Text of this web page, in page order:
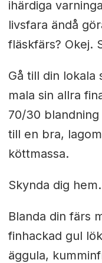
ihärdiga
livsfara ändå
fläskfärs? Okej.
Gå till din
mala sin allra
70/30
till en bra,
köttmassa.
Skynda dig hem.
Blanda din färs
finhackad gul
äggula,